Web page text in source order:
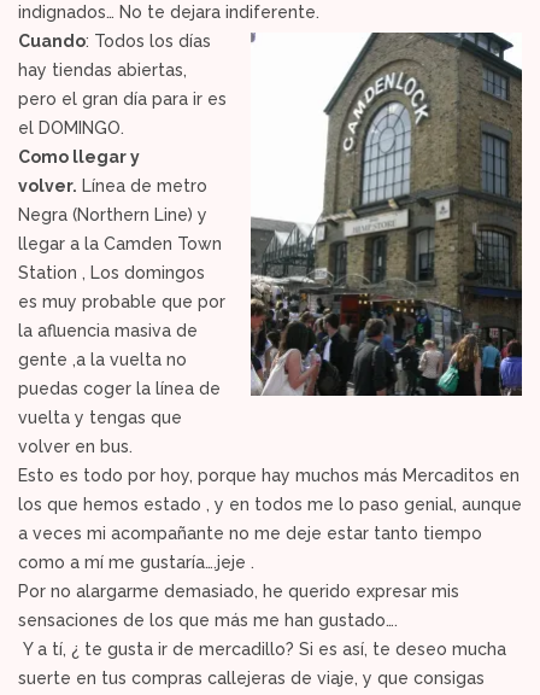
indignados… No te dejara indiferente.
Cuando: Todos los días
hay tiendas abiertas,
pero el gran día para ir es
el DOMINGO.
Como llegar y
volver. Línea de metro
Negra (Northern Line) y
llegar a la Camden Town
Station , Los domingos
es muy probable que por
la afluencia masiva de
gente ,a la vuelta no
puedas coger la línea de
vuelta y tengas que
volver en bus.
Esto es todo por hoy, porque hay muchos más Mercaditos en
los que hemos estado , y en todos me lo paso genial, aunque
a veces mi acompañante no me deje estar tanto tiempo
como a mí me gustaría….jeje .
Por no alargarme demasiado, he querido expresar mis
sensaciones de los que más me han gustado….
Y a tí, ¿ te gusta ir de mercadillo? Si es así, te deseo mucha
suerte en tus compras callejeras de viaje, y que consigas